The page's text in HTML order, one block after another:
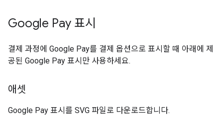
Google Pay 표시
결제 과정에 Google Pay를 결제 옵션으로 표시할 때 아래에 제
공된 Google Pay 표시만 사용하세요.
애셋
Google Pay 표시를 SVG 파일로 다운로드합니다.